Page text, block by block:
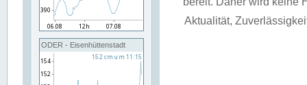
ODER - Eisenhüttenstadt
Aktualität,